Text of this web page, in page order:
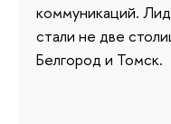
коммуникаций.
стали не две
Белгород и Томск.